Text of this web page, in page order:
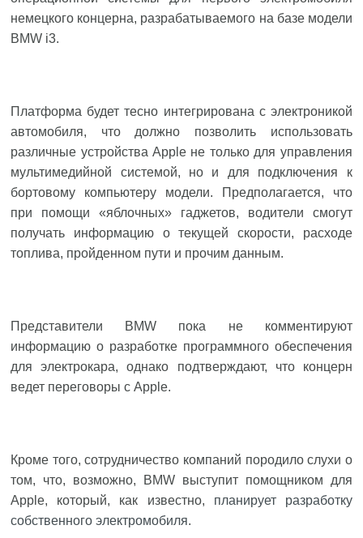
немецкого концерна, разрабатываемого на базе модели
BMW i3.
Платформа будет тесно интегрирована с электроникой
автомобиля, что должно позволить использовать
различные устройства Apple не только для управления
мультимедийной системой, но и для подключения к
бортовому компьютеру модели. Предполагается, что
при помощи «яблочных» гаджетов, водители смогут
получать информацию о текущей скорости, расходе
топлива, пройденном пути и прочим данным.
Представители BMW пока не комментируют
информацию о разработке программного обеспечения
для электрокара, однако подтверждают, что концерн
ведет переговоры с Apple.
Кроме того, сотрудничество компаний породило слухи о
том, что, возможно, BMW выступит помощником для
Apple, который, как известно, планирует разработку
собственного электромобиля.